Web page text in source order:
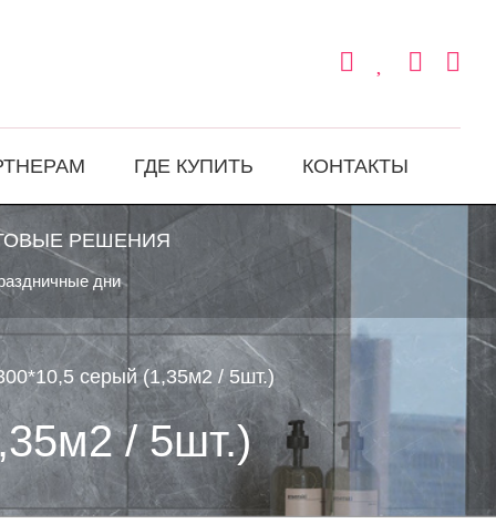
ГДЕ КУПИТЬ КОНТАКТЫ
РЕШЕНИЯ
дни
серый (1,35м2 / 5шт.)
/ 5шт.)